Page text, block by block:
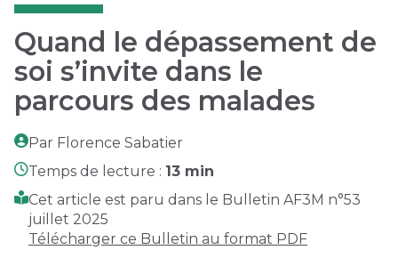
Quand le dépassement de
soi s’invite dans le
parcours des malades
Par Florence Sabatier
Temps de lecture : 13 min
Cet article est paru dans le Bulletin AF3M n°53
juillet 2025
Télécharger ce Bulletin au format PDF